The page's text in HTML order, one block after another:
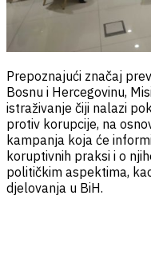
Prepoznajući značaj
Bosnu i Hercegovinu,
istraživanje čiji nalazi
protiv korupcije, na
kampanja koja će
koruptivnih praksi i o
političkim aspektima,
djelovanja u BiH.